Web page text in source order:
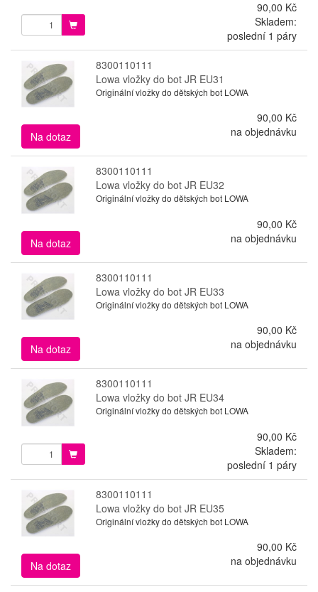
90,00 Kč
Skladem:
poslední 1 páry
8300110111
Lowa vložky do bot JR EU31
Originální vložky do dětských bot LOWA
90,00 Kč
Na dotaz
na objednávku
8300110111
Lowa vložky do bot JR EU32
Originální vložky do dětských bot LOWA
90,00 Kč
Na dotaz
na objednávku
8300110111
Lowa vložky do bot JR EU33
Originální vložky do dětských bot LOWA
90,00 Kč
Na dotaz
na objednávku
8300110111
Lowa vložky do bot JR EU34
Originální vložky do dětských bot LOWA
90,00 Kč
Skladem:
poslední 1 páry
8300110111
Lowa vložky do bot JR EU35
Originální vložky do dětských bot LOWA
90,00 Kč
Na dotaz
na objednávku